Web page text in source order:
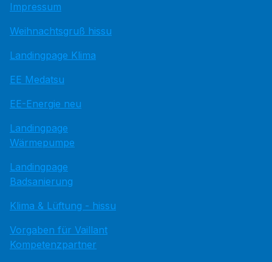
Impressum
Weihnachtsgruß hissu
Landingpage Klima
EE Medatsu
EE-Energie neu
Landingpage
Wärmepumpe
Landingpage
Badsanierung
Klima & Lüftung - hissu
Vorgaben für Vaillant
Kompetenzpartner